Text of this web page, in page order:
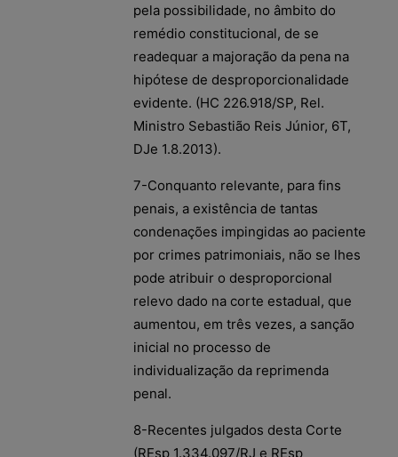
pela possibilidade, no âmbito do
remédio constitucional, de se
readequar a majoração da pena na
hipótese de desproporcionalidade
evidente. (HC 226.918/SP, Rel.
Ministro Sebastião Reis Júnior, 6T,
DJe 1.8.2013).
7-Conquanto relevante, para fins
penais, a existência de tantas
condenações impingidas ao paciente
por crimes patrimoniais, não se lhes
pode atribuir o desproporcional
relevo dado na corte estadual, que
aumentou, em três vezes, a sanção
inicial no processo de
individualização da reprimenda
penal.
8-Recentes julgados desta Corte
(REsp 1.334.097/RJ e REsp